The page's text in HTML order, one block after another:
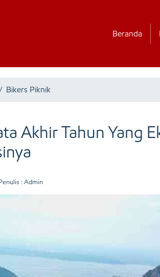
Beranda
/ Bikers Piknik
Akhir Tahun Yang
: Admin